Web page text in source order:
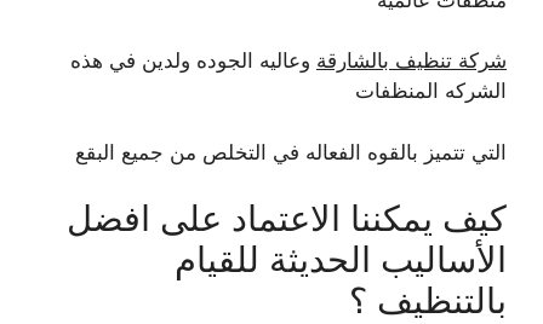
شركة تنظيف بالشارقة وعاليه الجوده ولدين في هذه
الشركه المنظفات
التي تتميز بالقوه الفعاله في التخلص من جميع البقع
كيف يمكننا الاعتماد على افضل
الأساليب الحديثة للقيام
بالتنظيف ؟